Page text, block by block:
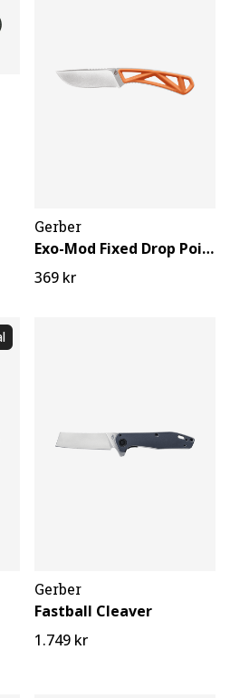
Gerber
Exo-Mod Fixed Drop Point
369 kr
Gerber
Fastball Cleaver
1.749 kr